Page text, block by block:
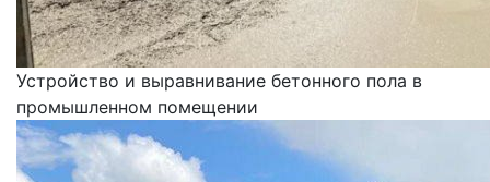
Устройство и выравнивание бетонного пола в
промышленном помещении